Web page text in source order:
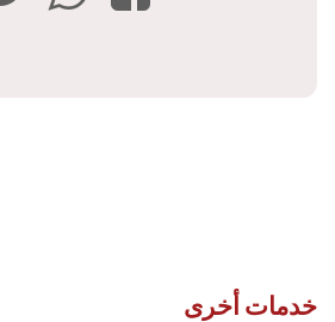
خدمات أخرى